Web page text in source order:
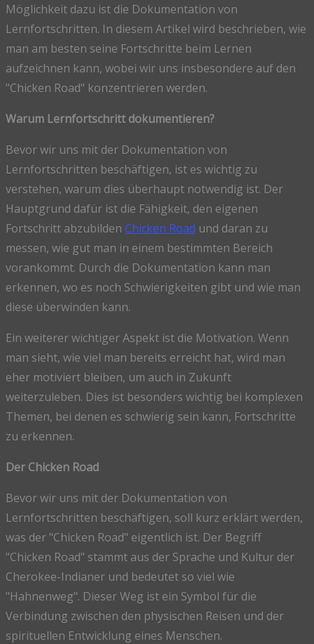
Möglichkeit dazu ist die Dokumentation von
Lernfortschritten. In diesem Artikel wird beschrieben, wie
man am besten seine Fortschritte beim Lernen
aufzeichnen kann, wobei wir uns insbesondere auf den
"Chicken Road" konzentrieren werden.
Warum Lernfortschritt dokumentieren?
Bevor wir uns mit der Dokumentation von
Lernfortschritten beschäftigen, ist es wichtig zu
verstehen, warum dies überhaupt notwendig ist. Der
Hauptgrund dafür ist die Fähigkeit, den eigenen
Fortschritt abzubilden Chicken Road und daran zu
messen, wie gut man in einem bestimmten Bereich
vorankommt. Durch die Dokumentation kann man
erkennen, wo es noch Schwierigkeiten gibt und wie man
diese überwinden kann.
Ein weiterer wichtiger Aspekt ist die Motivation. Wenn
man sieht, wie viel man bereits erreicht hat, wird man
eher motiviert bleiben, um auch in Zukunft
weiterzuleben. Dies ist besonders wichtig bei komplexen
Themen, bei denen es schwierig sein kann, Fortschritte
zu erkennen.
Der Chicken Road
Bevor wir uns mit der Dokumentation von
Lernfortschritten beschäftigen, soll kurz erklärt werden,
was der "Chicken Road" eigentlich ist. Der Begriff
"Chicken Road" stammt aus der Sprache und Kultur der
Cherokee-Indianer und bedeutet so viel wie
"Hahnenweg". Dieser Weg ist ein Symbol für die
Verbindung zwischen den physischen Reisen und der
spirituellen Entwicklung eines Menschen.